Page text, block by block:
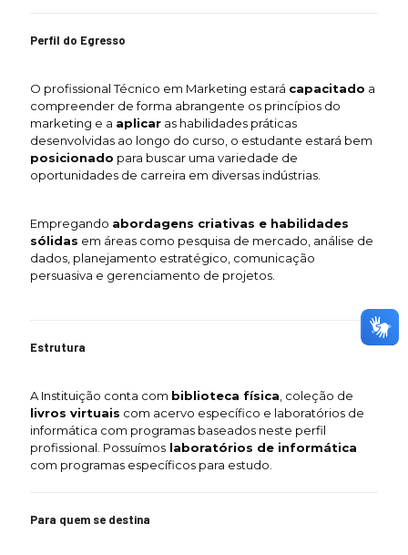
Perfil do Egresso
O profissional Técnico em Marketing estará capacitado a
compreender de forma abrangente os princípios do
marketing e a aplicar as habilidades práticas
desenvolvidas ao longo do curso, o estudante estará bem
posicionado para buscar uma variedade de
oportunidades de carreira em diversas indústrias.
Empregando abordagens criativas e habilidades
sólidas em áreas como pesquisa de mercado, análise de
dados, planejamento estratégico, comunicação
persuasiva e gerenciamento de projetos.
Estrutura
A Instituição conta com biblioteca física , coleção de
livros virtuais com acervo específico e laboratórios de
informática com programas baseados neste perfil
profissional. Possuímos laboratórios de informática
com programas específicos para estudo.
Para quem se destina